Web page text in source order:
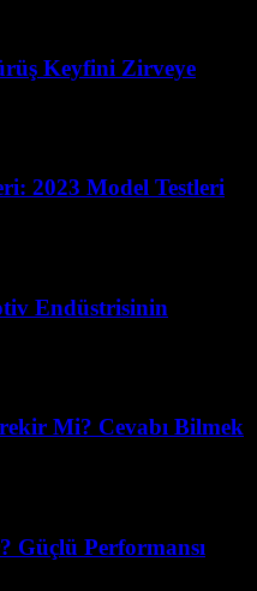
Keyfini Zirveye
2023 Model Testleri
Endüstrisinin
Mi? Cevabı Bilmek
Performansı